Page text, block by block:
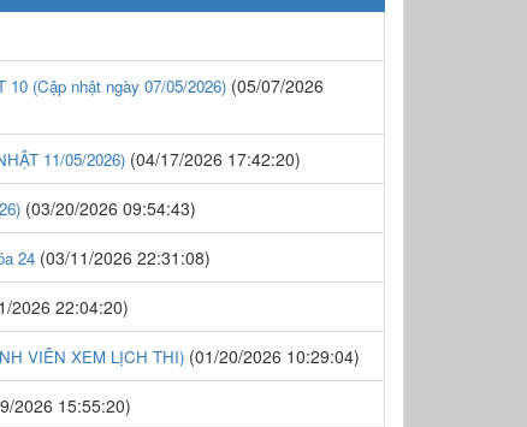
(Cập nhật ngày 07/05/2026) (05/07/2026
11/05/2026) (04/17/2026 17:42:20)
(03/20/2026 09:54:43)
24 (03/11/2026 22:31:08)
2026 22:04:20)
VIÊN XEM LỊCH THI) (01/20/2026 10:29:04)
2026 15:55:20)